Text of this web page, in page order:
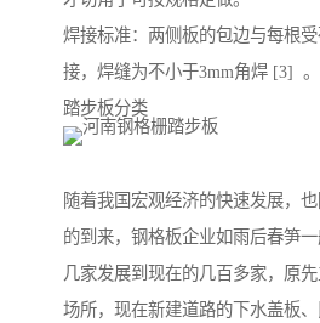
焊接标准：两侧板的包边与每根
接，焊缝为不小于3mm角焊 [3] 。
踏步板分类
随着我国宏观经济的快速发展，
的到来，钢格板企业如雨后春笋
几家发展到现在的几百多家，原
场所，现在新建道路的下水盖板